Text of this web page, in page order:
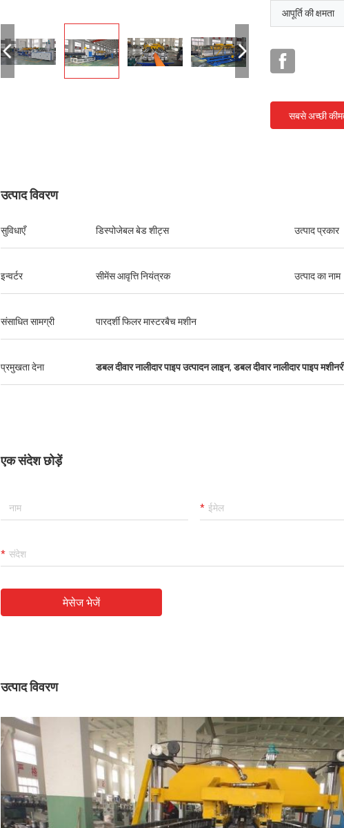
आपूर्ति की क्षमता
सबसे अच्छी
उत्पाद विवरण
सुविधाएँ डिस्पोजेबल बेड शीट्स उत्पाद प्रकार
इन्वर्टर सीमेंस आवृत्ति नियंत्रक उत्पाद का नाम
संसाधित सामग्री पारदर्शी फिलर मास्टरबैच मशीन
प्रमुखता देना डबल दीवार नालीदार पाइप उत्पादन लाइन,डबल दीवार नालीदार पाइप
एक संदेश छोड़ें
मेसेज भेजें
उत्पाद विवरण